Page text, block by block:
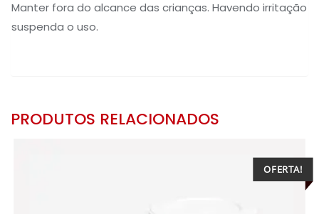
Manter fora do alcance das crianças. Havendo irritação
suspenda o uso.
PRODUTOS RELACIONADOS
OFERTA!